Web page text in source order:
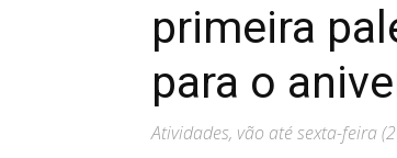
primeira
para o
Atividades, vão até sexta-feira